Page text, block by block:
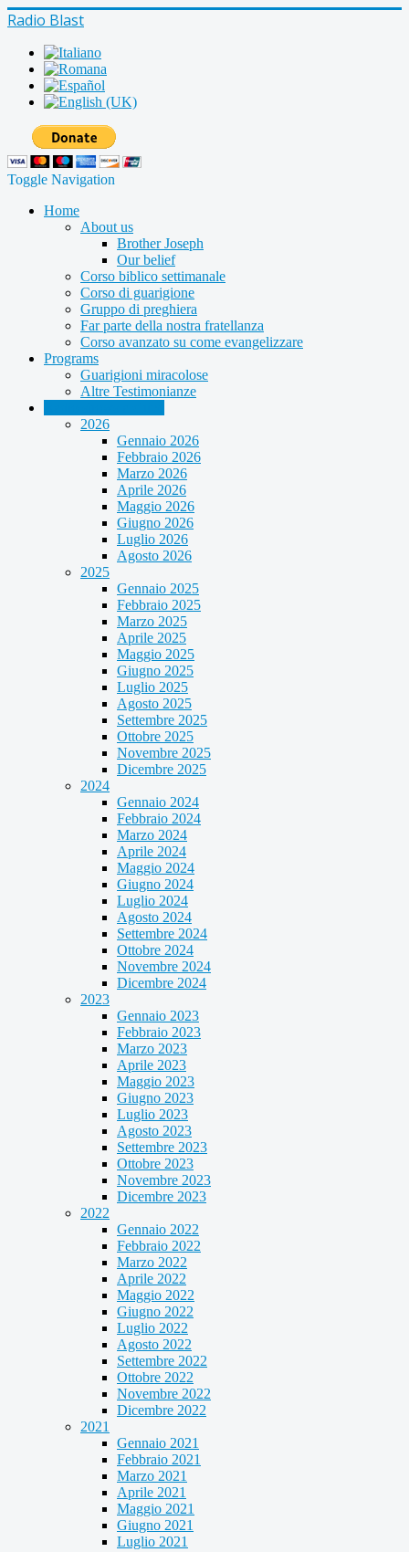
Radio Blast
Toggle Navigation
Home
About us
Brother Joseph
Our belief
Corso biblico settimanale
Corso di guarigione
Gruppo di preghiera
Far parte della nostra fratellanza
Corso avanzato su come evangelizzare
Programs
Guarigioni miracolose
Altre Testimonianze
2026
Gennaio 2026
Febbraio 2026
Marzo 2026
Aprile 2026
Maggio 2026
Giugno 2026
Luglio 2026
Agosto 2026
2025
Gennaio 2025
Febbraio 2025
Marzo 2025
Aprile 2025
Maggio 2025
Giugno 2025
Luglio 2025
Agosto 2025
Settembre 2025
Ottobre 2025
Novembre 2025
Dicembre 2025
2024
Gennaio 2024
Febbraio 2024
Marzo 2024
Aprile 2024
Maggio 2024
Giugno 2024
Luglio 2024
Agosto 2024
Settembre 2024
Ottobre 2024
Novembre 2024
Dicembre 2024
2023
Gennaio 2023
Febbraio 2023
Marzo 2023
Aprile 2023
Maggio 2023
Giugno 2023
Luglio 2023
Agosto 2023
Settembre 2023
Ottobre 2023
Novembre 2023
Dicembre 2023
2022
Gennaio 2022
Febbraio 2022
Marzo 2022
Aprile 2022
Maggio 2022
Giugno 2022
Luglio 2022
Agosto 2022
Settembre 2022
Ottobre 2022
Novembre 2022
Dicembre 2022
2021
Gennaio 2021
Febbraio 2021
Marzo 2021
Aprile 2021
Maggio 2021
Giugno 2021
Luglio 2021